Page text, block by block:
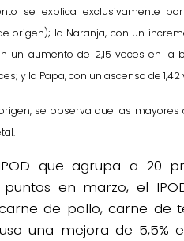
se explica exclusivamente
origen); la Naranja, con un
un aumento de 2,15 veces en la
y la Papa, con un ascenso de
se observa que las mayores
que agrupa a 20
en marzo, el
de pollo, carne de
una mejora de 5,5%